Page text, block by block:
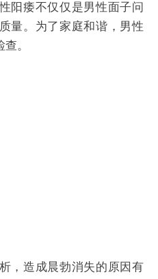
阳痿不仅仅是男性面子问
量。为了家庭和谐，男性
。
造成晨勃消失的原因有